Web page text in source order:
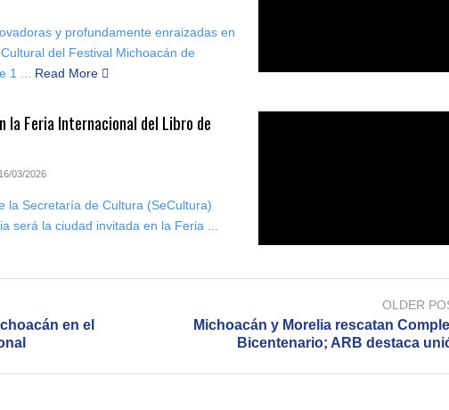
y profundamente enraizadas en
del Festival Michoacán de
1 ...
Read More
la Feria Internacional del Libro de
03/2026
la Secretaría de Cultura (SeCultura)
será la ciudad invitada en la Feria ...
en el
OLDER
Michoacán y Morelia rescatan
Bicentenario; ARB destaca